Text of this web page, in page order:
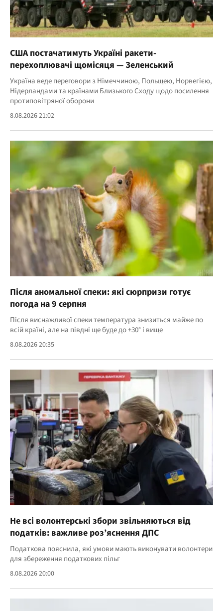
США постачатимуть Україні ракети-
перехоплювачі щомісяця — Зеленський
Україна веде переговори з Німеччиною, Польщею, Норвегією,
Нідерландами та країнами Близького Сходу щодо посилення
протиповітряної оборони
8.08.2026 21:02
Після аномальної спеки: які сюрпризи готує
погода на 9 серпня
Після виснажливої спеки температура знизиться майже по
всій країні, але на півдні ще буде до +30° і вище
8.08.2026 20:35
Не всі волонтерські збори звільняються від
податків: важливе роз’яснення ДПС
Податкова пояснила, які умови мають виконувати волонтери
для збереження податкових пільг
8.08.2026 20:00